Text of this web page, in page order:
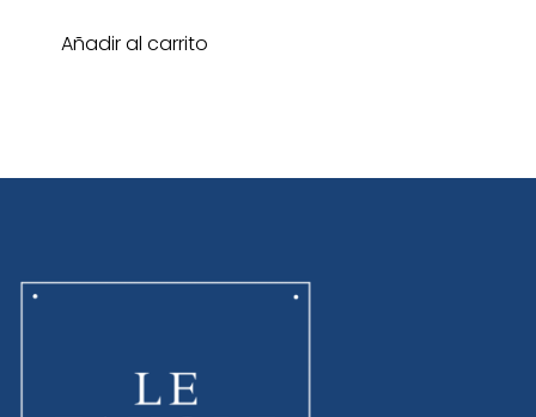
Añadir al carrito